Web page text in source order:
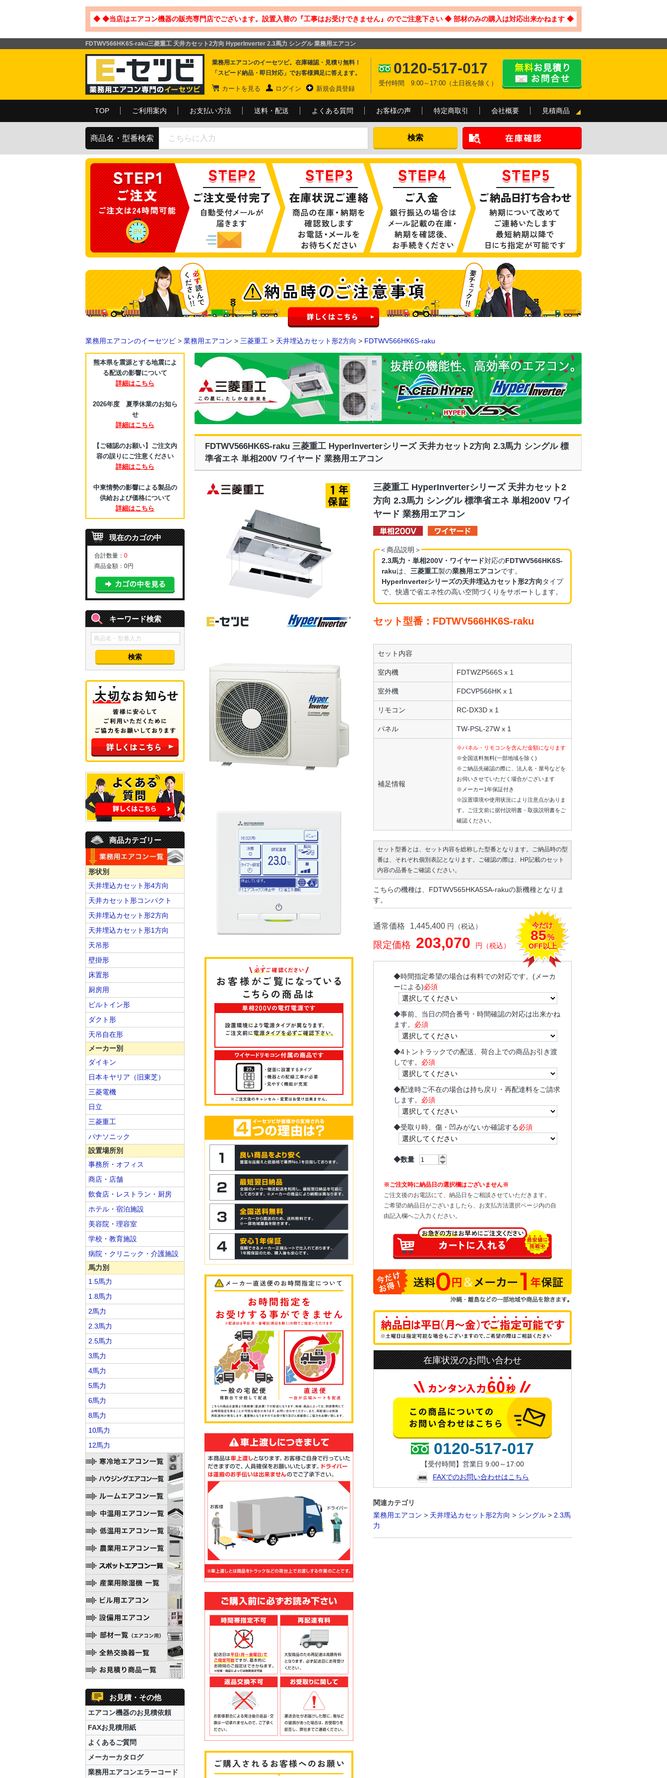
◆ ◆当店はエアコン機器の販売専門店でございます。設置入替の『工事はお受けできません』のでご注意下さい ◆ 部材のみの購入は対応出来かねます ◆
FDTWV566HK6S-raku三菱重工 天井カセット2方向 HyperInverter 2.3馬力 シングル 業務用エアコン
業務用エアコンのイーセツビ。在庫確認・見積り無料！
「スピード納品・即日対応」でお客様満足に答えます。
カートを見る ログイン 新規会員登録
0120-517-017
受付時間 9:00～17:00（土日祝を除く）
TOP ご利用案内 お支払い方法 送料・配送 よくある質問 お客様の声 特定商取引 会社概要 見積商品
商品名・型番検索
業務用エアコンのイーセツビ > 業務用エアコン > 三菱重工 > 天井埋込カセット形2方向 > FDTWV566HK6S-raku
FDTWV566HK6S-raku 三菱重工 HyperInverterシリーズ 天井カセット2方向 2.3馬力 シングル 標
準省エネ 単相200V ワイヤード 業務用エアコン
三菱重工 HyperInverterシリーズ 天井カセット2
方向 2.3馬力 シングル 標準省エネ 単相200V ワイ
ヤード 業務用エアコン
＜商品説明＞
2.3馬力・単相200V・ワイヤード対応のFDTWV566HK6S-
rakuは、 三菱重工製の業務用エアコンです。
HyperInverterシリーズの天井埋込カセット形2方向タイプ
で、快適で省エネ性の高い空間づくりをサポートします。
セット型番：FDTWV566HK6S-raku
セット内容
室内機 FDTWZP566S x 1
室外機 FDCVP566HK x 1
リモコン RC-DX3D x 1
パネル TW-PSL-27W x 1
補足情報
※パネル・リモコンを含んだ金額になります
※全国送料無料(一部地域を除く)
※ご納品先確認の際に、法人名・屋号などを
お伺いさせていただく場合がございます
※メーカー1年保証付き
※設置環境や使用状況により注意点がありま
す。ご注文前に据付説明書・取扱説明書をご
確認ください。
セット型番とは、セット内容を総称した型番となります。ご納品時の型
番は、それぞれ個別表記となります。ご確認の際は、HP記載のセット
内容の品番をご確認ください。
こちらの機種は、FDTWV565HKA5SA-rakuの新機種となりま
す。
通常価格 1,445,400 円（税込）
限定価格 203,070 円（税込）
今だけ
85%
OFF以上
◆時間指定希望の場合は有料での対応です。(メーカ
ーによる)必須
◆事前、当日の問合番号・時間確認の対応は出来かね
ます。 必須
◆4トントラックでの配送、荷台上での商品お引き渡
しです。 必須
◆配達時ご不在の場合は持ち戻り・再配達料をご請求
します。 必須
◆受取り時、傷・凹みがないか確認する必須
◆数量
※ご注文時に納品日の選択欄はございません※
ご注文後のお電話にて、納品日をご相談させていただきます。
ご希望の納品日がございましたら、お支払方法選択ページ内の自
由記入欄へご入力ください。
在庫状況のお問い合わせ
0120-517-017
【受付時間】営業日 9:00～17:00
FAXでのお問い合わせはこちら
関連カテゴリ
業務用エアコン > 天井埋込カセット形2方向 > シングル > 2.3馬
力
熊本県を震源とする地震によ
る配送の影響について
詳細はこちら
2026年度 夏季休業のお知ら
せ
詳細はこちら
【ご確認のお願い】ご注文内
容の誤りにご注意ください
詳細はこちら
中東情勢の影響による製品の
供給および価格について
詳細はこちら
現在のカゴの中
合計数量： 0
商品金額： 0円
キーワード検索
商品カテゴリー
形状別
天井埋込カセット形4方向
天井カセット形コンパクト
天井埋込カセット形2方向
天井埋込カセット形1方向
天吊形
壁掛形
床置形
厨房用
ビルトイン形
ダクト形
天吊自在形
メーカー別
ダイキン
日本キヤリア（旧東芝）
三菱電機
日立
三菱重工
パナソニック
設置場所別
事務所・オフィス
商店・店舗
飲食店・レストラン・厨房
ホテル・宿泊施設
美容院・理容室
学校・教育施設
病院・クリニック・介護施設
馬力別
1.5馬力
1.8馬力
2馬力
2.3馬力
2.5馬力
3馬力
4馬力
5馬力
6馬力
8馬力
10馬力
12馬力
お見積・その他
エアコン機器のお見積依頼
FAXお見積用紙
よくあるご質問
メーカーカタログ
業務用エアコンエラーコード